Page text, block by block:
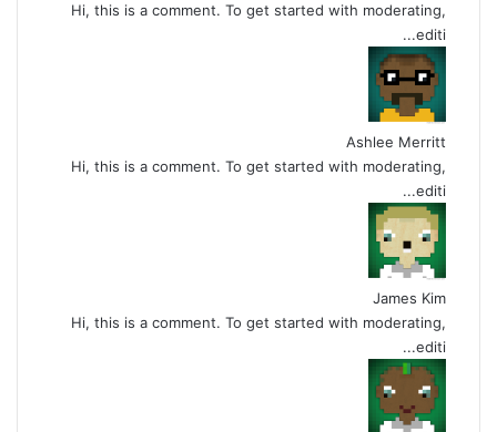
Hi, this is a comment. To get started with moderating,
editi...
Ashlee Merritt
Hi, this is a comment. To get started with moderating,
editi...
James Kim
Hi, this is a comment. To get started with moderating,
editi...